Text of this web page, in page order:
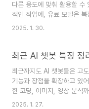
다른 용도에 맞춰 활용할 수
적인 작업에, 유료 모델은
적이야. 적절한 모델 선택이
기반 모델, 토큰처리량 등등
일반인들은 쉽지 않은건 사
속 사용할 것인지, 유료를 선
되고자 각각의 특징과 용도
무료 모델 vs 유료 모델 차이
2025. 1. 30.
최근까지도 AI 챗봇들은 고
기능과 장점을 확장하고 있
한 코딩, 이미지, 영상 분석
마해!이러한 각 챗봇들의 고
2025. 1. 27.